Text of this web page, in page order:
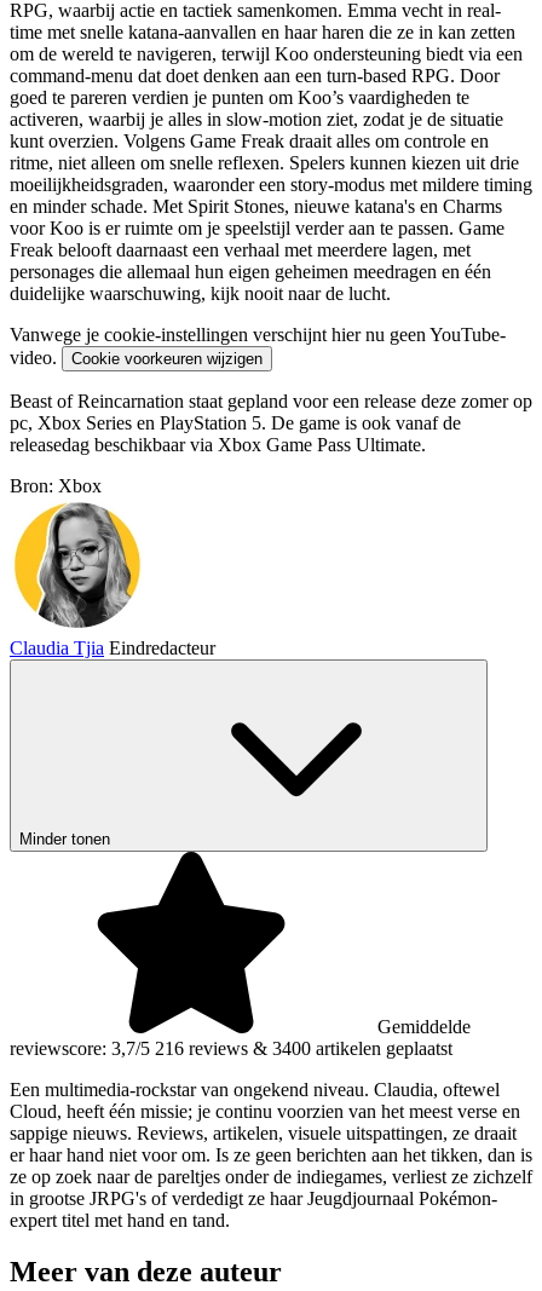
RPG, waarbij actie en tactiek samenkomen. Emma vecht in real-
time met snelle katana-aanvallen en haar haren die ze in kan zetten
om de wereld te navigeren, terwijl Koo ondersteuning biedt via een
command-menu dat doet denken aan een turn-based RPG. Door
goed te pareren verdien je punten om Koo’s vaardigheden te
activeren, waarbij je alles in slow-motion ziet, zodat je de situatie
kunt overzien. Volgens Game Freak draait alles om controle en
ritme, niet alleen om snelle reflexen. Spelers kunnen kiezen uit drie
moeilijkheidsgraden, waaronder een story-modus met mildere timing
en minder schade. Met Spirit Stones, nieuwe katana's en Charms
voor Koo is er ruimte om je speelstijl verder aan te passen. Game
Freak belooft daarnaast een verhaal met meerdere lagen, met
personages die allemaal hun eigen geheimen meedragen en één
duidelijke waarschuwing, kijk nooit naar de lucht.
Vanwege je cookie-instellingen verschijnt hier nu geen YouTube-
video.
Cookie voorkeuren wijzigen
Beast of Reincarnation staat gepland voor een release deze zomer op
pc, Xbox Series en PlayStation 5. De game is ook vanaf de
releasedag beschikbaar via Xbox Game Pass Ultimate.
Bron: Xbox
Claudia Tjia Eindredacteur
Minder tonen
Gemiddelde
reviewscore: 3,7/5 216 reviews & 3400 artikelen geplaatst
Een multimedia-rockstar van ongekend niveau. Claudia, oftewel
Cloud, heeft één missie; je continu voorzien van het meest verse en
sappige nieuws. Reviews, artikelen, visuele uitspattingen, ze draait
er haar hand niet voor om. Is ze geen berichten aan het tikken, dan is
ze op zoek naar de pareltjes onder de indiegames, verliest ze zichzelf
in grootse JRPG's of verdedigt ze haar Jeugdjournaal Pokémon-
expert titel met hand en tand.
Meer van deze auteur